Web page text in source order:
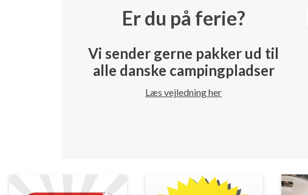
Er du på ferie?
Vi sender gerne pakker ud til
alle danske campingpladser
Læs vejledning her